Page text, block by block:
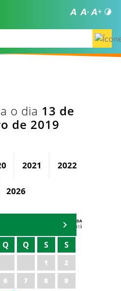
o dia 13 de
de 2019
2021 2022
2026
AGENDA
Polícia Militar do Ceará
Q Q S S
1
2
6 7 8
9